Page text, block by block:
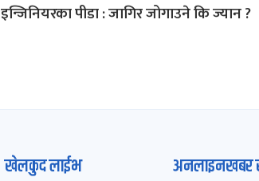
इन्जिनियरका पीडा : जागिर जोगाउने कि ज्यान ?
खेलकुद लाईभ अनलाइनखबर